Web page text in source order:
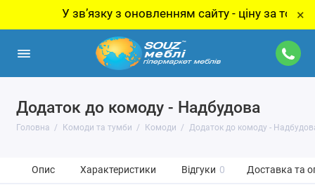
У звʼязку з оновленням сайту - ціну за товар ×
Додаток до комоду - Надбудова
Головна Комоди та тумби Комоди Додаток до комоду -
Опис Характеристики Відгуки 0 Доставка та